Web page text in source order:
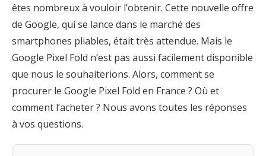
êtes nombreux à vouloir l’obtenir. Cette nouvelle offre
de Google, qui se lance dans le marché des
smartphones pliables, était très attendue. Mais le
Google Pixel Fold n’est pas aussi facilement disponible
que nous le souhaiterions. Alors, comment se
procurer le Google Pixel Fold en France ? Où et
comment l’acheter ? Nous avons toutes les réponses
à vos questions.